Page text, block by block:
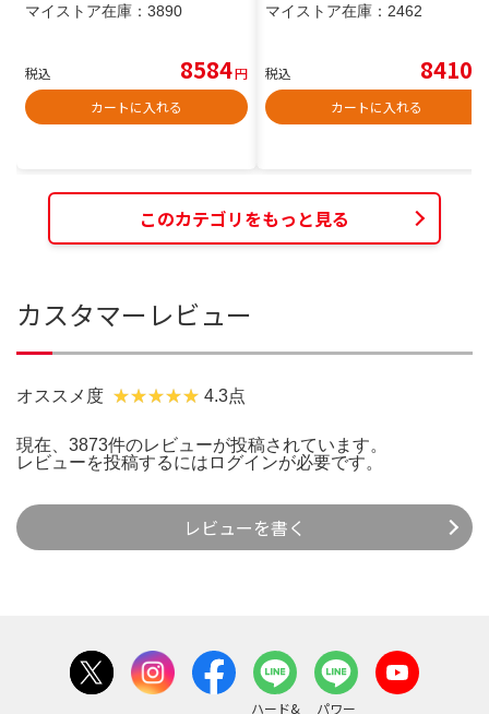
マイストア在庫： 3890
税込 8584円
カートに入れる
マイストア在庫： 2462
税込 8410
カートに入れる
このカテゴリをもっと見る
カスタマーレビュー
オススメ度 4.3点
現在、3873件のレビューが投稿されています。
レビューを投稿するには ログインが必要です。
レビューを書く
ハード&
パワー